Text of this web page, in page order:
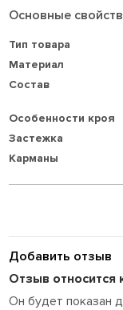
Основные
Тип товара
Материал
Состав
Особенности кроя
Застежка
Карманы
Добавить отзыв
Отзыв относится
Он будет показан